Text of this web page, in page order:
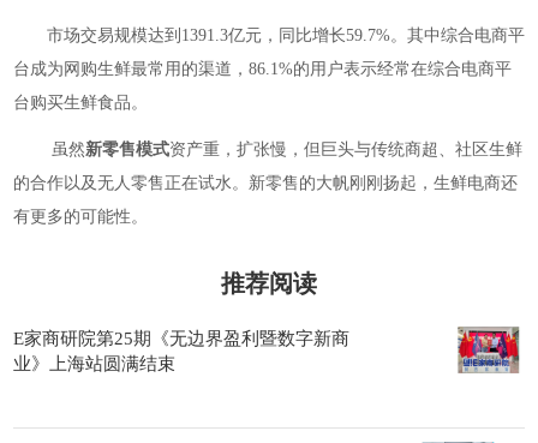
市场交易规模达到1391.3亿元，同比增长59.7%。其中综合电商平
台成为网购生鲜最常用的渠道，86.1%的用户表示经常在综合电商平
台购买生鲜食品。
虽然新零售模式资产重，扩张慢，但巨头与传统商超、社区生鲜
的合作以及无人零售正在试水。新零售的大帆刚刚扬起，生鲜电商还
有更多的可能性。
推荐阅读
E家商研院第25期《无边界盈利暨数字新商
业》上海站圆满结束